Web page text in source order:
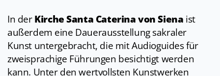
In derKirche Santa Caterina von Siena ist
außerdem eine Dauerausstellung sakraler
Kunst untergebracht, die mit Audioguides für
zweisprachige Führungen besichtigt werden
kann. Unter den wertvollsten Kunstwerken